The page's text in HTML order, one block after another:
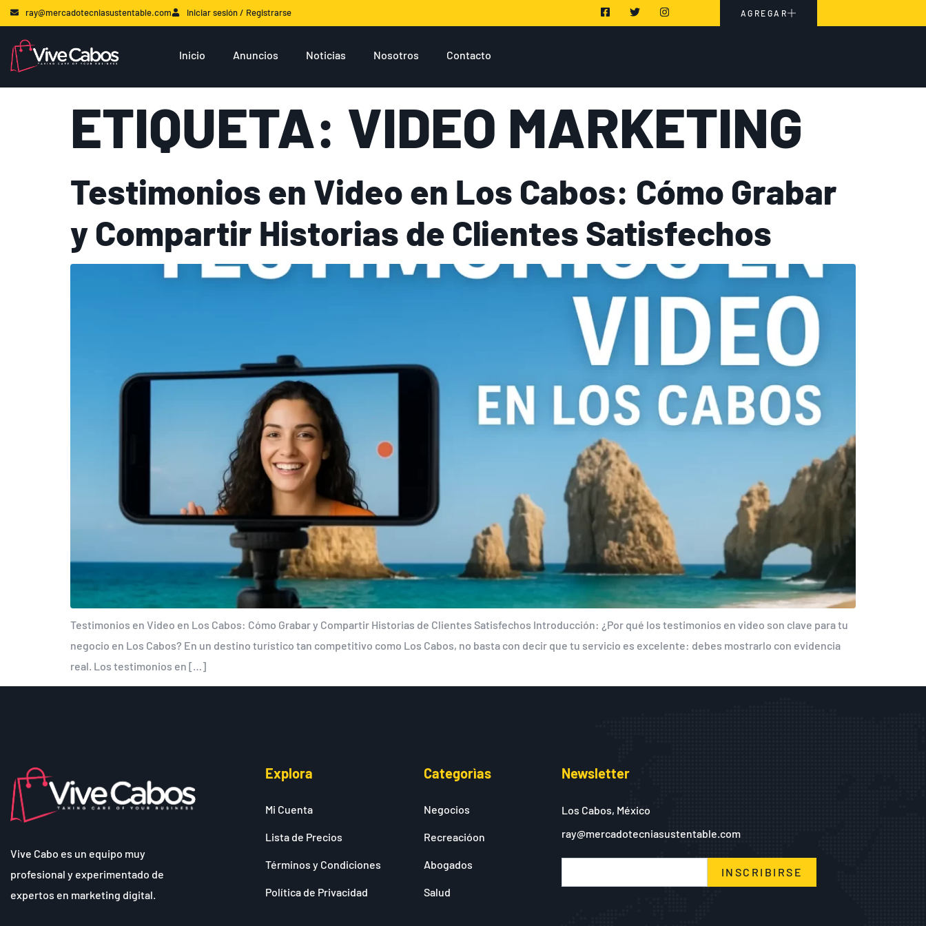
ray@mercadotecniasustentable.com Iniciar sesión / Registrarse AGREGAR
Inicio Anuncios Noticias Nosotros Contacto
ETIQUETA: VIDEO MARKETING
Testimonios en Video en Los Cabos: Cómo Grabar
y Compartir Historias de Clientes Satisfechos
Testimonios en Video en Los Cabos: Cómo Grabar y Compartir Historias de Clientes Satisfechos Introducción: ¿Por qué los testimonios en video son clave para tu
negocio en Los Cabos? En un destino turístico tan competitivo como Los Cabos, no basta con decir que tu servicio es excelente: debes mostrarlo con evidencia
real. Los testimonios en […]
Vive Cabo es un equipo muy
profesional y experimentado de
expertos en marketing digital.
Explora
Mi Cuenta
Lista de Precios
Términos y Condiciones
Política de Privacidad
Categorìas
Negocios
Recreacióon
Abogados
Salud
Newsletter
Los Cabos, México
ray@mercadotecniasustentable.com
INSCRIBIRSE